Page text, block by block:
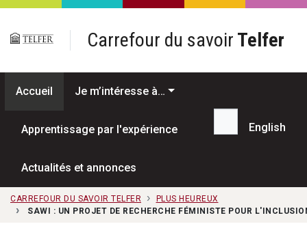
Passer au contenu principal
Carrefour du savoir Telfer
Accueil Je m’intéresse à…
Apprentissage par l'expérience
Actualités et annonces
Recherche...
English
CARREFOUR DU SAVOIR TELFER
PLUS HEUREUX
SAWI : UN PROJET DE RECHERCHE FÉMINISTE POUR